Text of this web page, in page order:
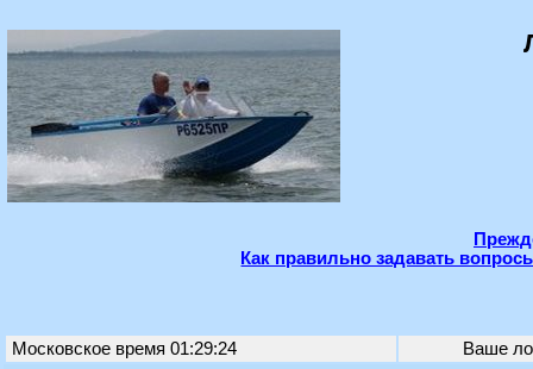
Как правильно задавать
Московское время 01:29:24 Ваше